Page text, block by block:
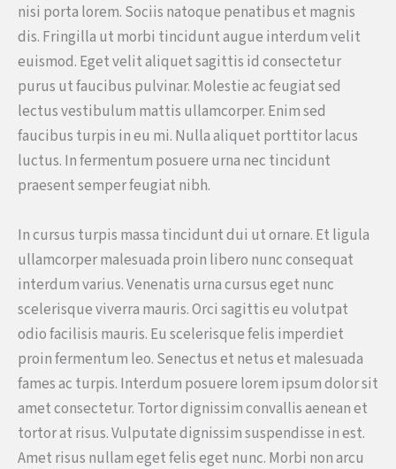
nisi porta lorem. Sociis natoque penatibus et magnis
dis. Fringilla ut morbi tincidunt augue interdum velit
euismod. Eget velit aliquet sagittis id consectetur
purus ut faucibus pulvinar. Molestie ac feugiat sed
lectus vestibulum mattis ullamcorper. Enim sed
faucibus turpis in eu mi. Nulla aliquet porttitor lacus
luctus. In fermentum posuere urna nec tincidunt
praesent semper feugiat nibh.
In cursus turpis massa tincidunt dui ut ornare. Et ligula
ullamcorper malesuada proin libero nunc consequat
interdum varius. Venenatis urna cursus eget nunc
scelerisque viverra mauris. Orci sagittis eu volutpat
odio facilisis mauris. Eu scelerisque felis imperdiet
proin fermentum leo. Senectus et netus et malesuada
fames ac turpis. Interdum posuere lorem ipsum dolor sit
amet consectetur. Tortor dignissim convallis aenean et
tortor at risus. Vulputate dignissim suspendisse in est.
Amet risus nullam eget felis eget nunc. Morbi non arcu